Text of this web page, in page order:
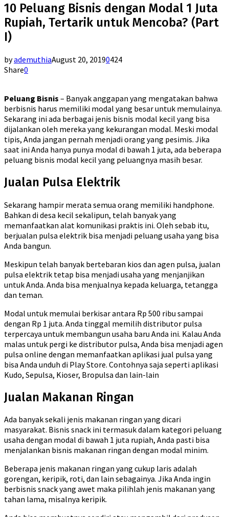
10 Peluang Bisnis dengan Modal 1 Juta
Rupiah, Tertarik untuk Mencoba? (Part
I)
byademuthiaAugust 20, 20190424
Share0
Peluang Bisnis – Banyak anggapan yang mengatakan bahwa
berbisnis harus memiliki modal yang besar untuk memulainya.
Sekarang ini ada berbagai jenis bisnis modal kecil yang bisa
dijalankan oleh mereka yang kekurangan modal. Meski modal
tipis, Anda jangan pernah menjadi orang yang pesimis. Jika
saat ini Anda hanya punya modal di bawah 1 juta, ada beberapa
peluang bisnis modal kecil yang peluangnya masih besar.
Jualan Pulsa Elektrik
Sekarang hampir merata semua orang memiliki handphone.
Bahkan di desa kecil sekalipun, telah banyak yang
memanfaatkan alat komunikasi praktis ini. Oleh sebab itu,
berjualan pulsa elektrik bisa menjadi peluang usaha yang bisa
Anda bangun.
Meskipun telah banyak bertebaran kios dan agen pulsa, jualan
pulsa elektrik tetap bisa menjadi usaha yang menjanjikan
untuk Anda. Anda bisa menjualnya kepada keluarga, tetangga
dan teman.
Modal untuk memulai berkisar antara Rp 500 ribu sampai
dengan Rp 1 juta. Anda tinggal memilih distributor pulsa
terpercaya untuk membangun usaha baru Anda ini. Kalau Anda
malas untuk pergi ke distributor pulsa, Anda bisa menjadi agen
pulsa online dengan memanfaatkan aplikasi jual pulsa yang
bisa Anda unduh di Play Store. Contohnya saja seperti aplikasi
Kudo, Sepulsa, Kioser, Bropulsa dan lain-lain
Jualan Makanan Ringan
Ada banyak sekali jenis makanan ringan yang dicari
masyarakat. Bisnis snack ini termasuk dalam kategori peluang
usaha dengan modal di bawah 1 juta rupiah, Anda pasti bisa
menjalankan bisnis makanan ringan dengan modal minim.
Beberapa jenis makanan ringan yang cukup laris adalah
gorengan, keripik, roti, dan lain sebagainya. Jika Anda ingin
berbisnis snack yang awet maka pilihlah jenis makanan yang
tahan lama, misalnya keripik.